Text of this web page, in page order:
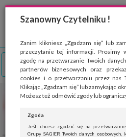
Szanowny Czytelniku !
Zanim klikniesz „Zgadzam się” lub
przeczytanie tej informacji. Prosimy
zgodę na przetwarzanie Twoich
partnerów biznesowych oraz
cookies i o przetwarzaniu przez nas
Klikając „Zgadzam się” lub zamykając
Możesz też odmówić zgody lub
Zgoda
Jeśli chcesz zgodzić się na
Grupy SAGIER Twoich danych
Strona wykorzystuje pliki cookies, które służą
Wyrażając zgodę na używanie 'cookies',
przeglądarki. Przejdź do
polityki cookies